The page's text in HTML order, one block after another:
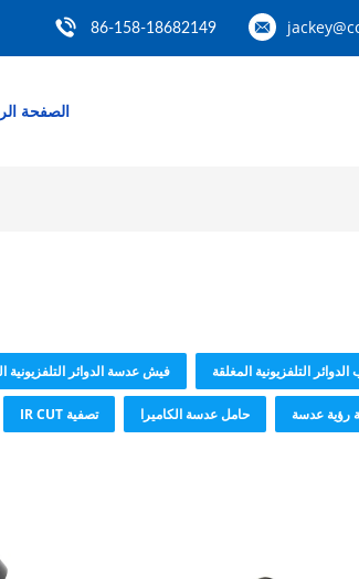
86-158-18682149
الصفحة
فيش عدسة الدوائر التلفزيونية التلفزيونية المغلقة
تصفية IR CUT حامل عدسة الكاميرا رؤية عدسة